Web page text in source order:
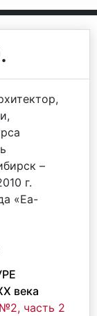
–
г.
«Еа-
века
№2, часть 2